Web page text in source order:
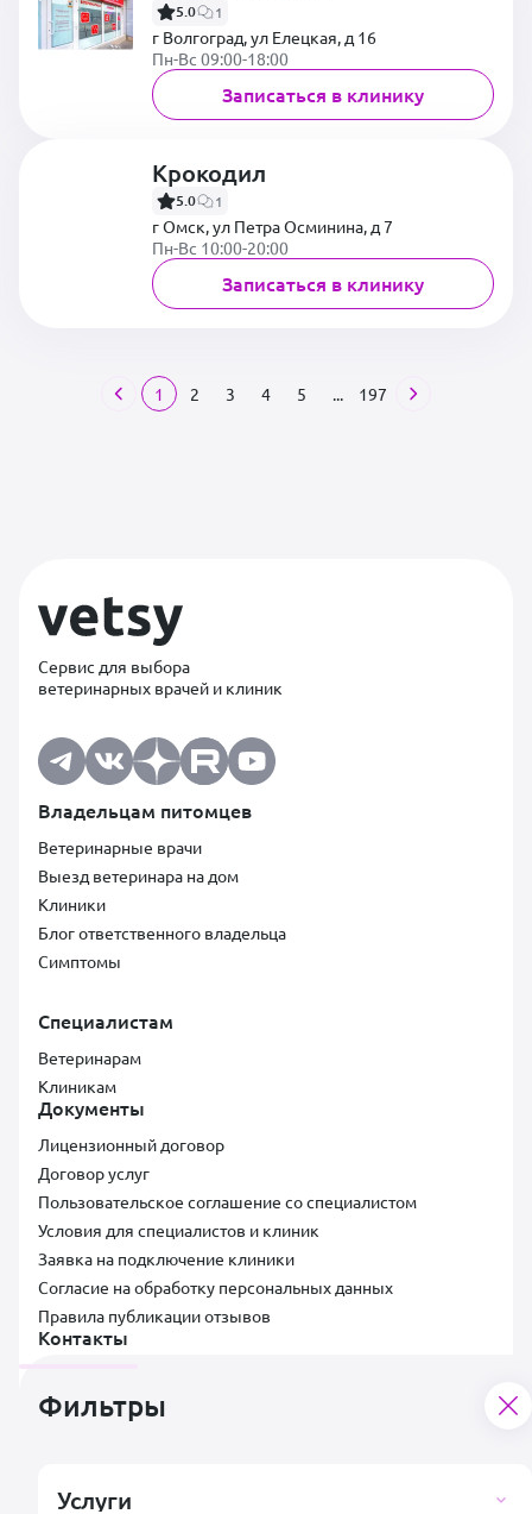
Фильтры
Услуги
5.0 1
г Волгоград, ул Елецкая, д 16
Пн-Вс 09:00-18:00
Записаться в клинику
Крокодил
5.0 1
г Омск, ул Петра Осминина, д 7
Пн-Вс 10:00-20:00
Записаться в клинику
1 2 3 4 5 ... 197
Сервис для выбора
ветеринарных врачей и клиник
Владельцам питомцев
Ветеринарные врачи
Выезд ветеринара на дом
Клиники
Блог ответственного владельца
Симптомы
Специалистам
Ветеринарам
Клиникам
Документы
Лицензионный договор
Договор услуг
Пользовательское соглашение со специалистом
Условия для специалистов и клиник
Заявка на подключение клиники
Согласие на обработку персональных данных
Правила публикации отзывов
Контакты
support@vetsy.ru
Аккредитованная ИТ-компания ООО «ВЕТСИ», ИНН 7300037854,
ОКВЭД 62.01, коды видов IT-деятельности: 2.01, Адрес: